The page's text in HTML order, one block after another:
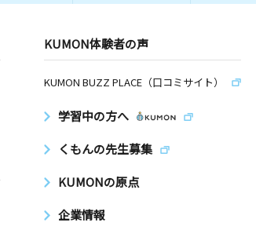
KUMON体験者の声
KUMON BUZZ PLACE（口コミサイト）
学習中の方へ
くもんの先生募集
KUMONの原点
企業情報